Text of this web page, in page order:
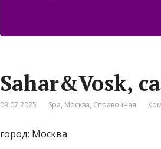
Sahar&Vosk,
09.07.2025 Spa, Москва, Справочная
город: Москва